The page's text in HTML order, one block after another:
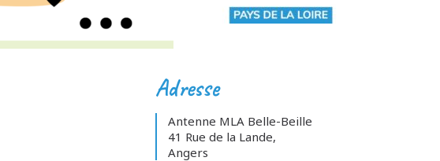
Adresse
Antenne MLA Belle-Beille
41 Rue de la Lande,
Angers